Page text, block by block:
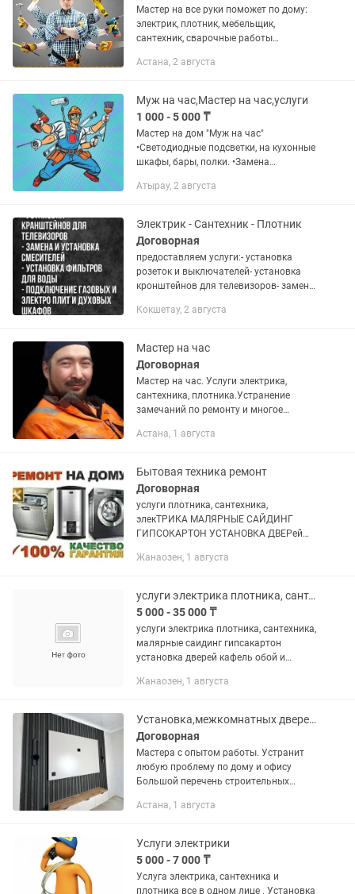
Мастер на все руки поможет по дому:
электрик, плотник, мебельщик,
сантехник, сварочные работы
жалюзи, карнизов, гардин, зеркал,
Астана, 2 августа
Муж на час,Мастер на час,услуги
1 000 - 5 000 ₸
Мастер на дом "Муж на час"
•Светодиодные подсветки, на кухонные
шкафы, бары, полки. •Замена
деревянных окнах, дверях.
дверей. •Сборка...
Атырау, 2 августа
Электрик - Сантехник - Плотник
Договорная
предоставляем услуги:- установка
розеток и выключателей- установка
кронштейнов для телевизоров- замена
фильтровдля воды- подключение
Кокшетау, 2 августа
Мастер на час
Договорная
Мастер на час. Услуги электрика,
сантехника, плотника.Устранение
замечаний по ремонту и многое
Астана, 1 августа
Бытовая техника ремонт
Договорная
услуги плотника, сантехника,
элекТРИКА МАЛЯРНЫЕ САЙДИНГ
ГИПСОКАРТОН УСТАНОВКА ДВЕРей
аристон, унитаз, умывальник кандеров
МЕБЕЛЯ
Жанаозен, 1 августа
услуги электрика плотника, сантехника, малярные саидинг гипсакартон устано
5 000 - 35 000 ₸
услуги электрика плотника, сантехника,
малярные саидинг гипсакартон
установка дверей кафель обой и
умывальник кандёров и стиральных
Жанаозен, 1 августа
Установка,межкомнатных дверей,ламинат,кафель,натяжные потолки и многое друг
Договорная
Мастера с опытом работы. Устранит
любую проблему по дому и офису
Большой перечень строительных
Гарантия качество Звоните в любое
Астана, 1 августа
Услуги электрики
5 000 - 7 000 ₸
Услуга электрика, сантехника и
плотника все в одном лице . Установка